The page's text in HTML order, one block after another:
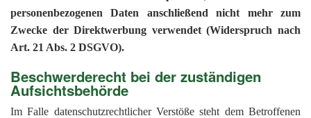
personenbezogenen Daten anschließend nicht mehr zum
Zwecke der Direktwerbung verwendet (Widerspruch nach
Art. 21 Abs. 2 DSGVO).
Beschwerderecht bei der zuständigen
Aufsichtsbehörde
Im Falle datenschutzrechtlicher Verstöße steht dem Betroffenen